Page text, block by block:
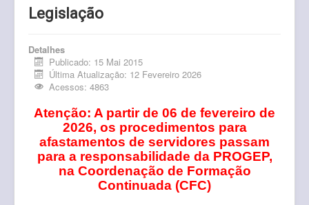
Internacionalização.
Editais
Comitês
Contato
Legislação
Detalhes
Publicado: 15 Mai 2015
Última Atualização: 12 Fevereiro 2026
Acessos: 4863
Atenção: A partir de 06 de fevereiro de
2026, os procedimentos para
afastamentos de servidores passam
para a responsabilidade da PROGEP,
na Coordenação de Formação
Continuada (CFC)